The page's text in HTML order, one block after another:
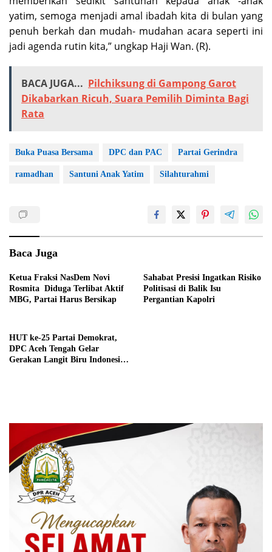
yatim, semoga menjadi amal ibadah kita di bulan yang
penuh berkah dan mudah- mudahan acara seperti ini
jadi agenda rutin kita,” ungkap Haji Wan. (R).
BACA JUGA... Pilchiksung di Gampong Garot
Dikabarkan Ricuh, Suara Pemilih Diminta Bagi
Rata
Buka Puasa Bersama DPC dan PAC Partai Gerindra
ramadhan Santuni Anak Yatim Silahturahmi
Baca Juga
Ketua Fraksi NasDem Novi
Rosmita Diduga Terlibat Aktif
MBG, Partai Harus Bersikap
Sahabat Presisi Ingatkan Risiko
Politisasi di Balik Isu
Pergantian Kapolri
HUT ke-25 Partai Demokrat,
DPC Aceh Tengah Gelar
Gerakan Langit Biru Indonesia